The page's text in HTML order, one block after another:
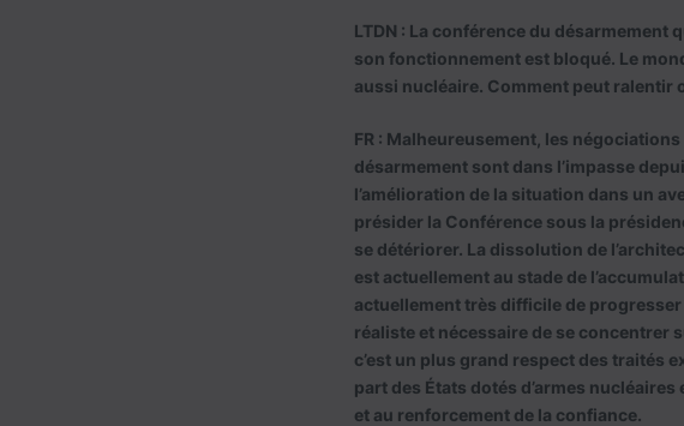
LTDN : La conférence du désarmement
son fonctionnement est bloqué. Le
aussi nucléaire. Comment peut ralentir
FR : Malheureusement, les
désarmement sont dans l’impasse
l’amélioration de la situation dans un
présider la Conférence sous la
se détériorer. La dissolution de
est actuellement au stade de
actuellement très difficile de
réaliste et nécessaire de se concentrer
c’est un plus grand respect des traités
part des États dotés d’armes
et au renforcement de la confiance.